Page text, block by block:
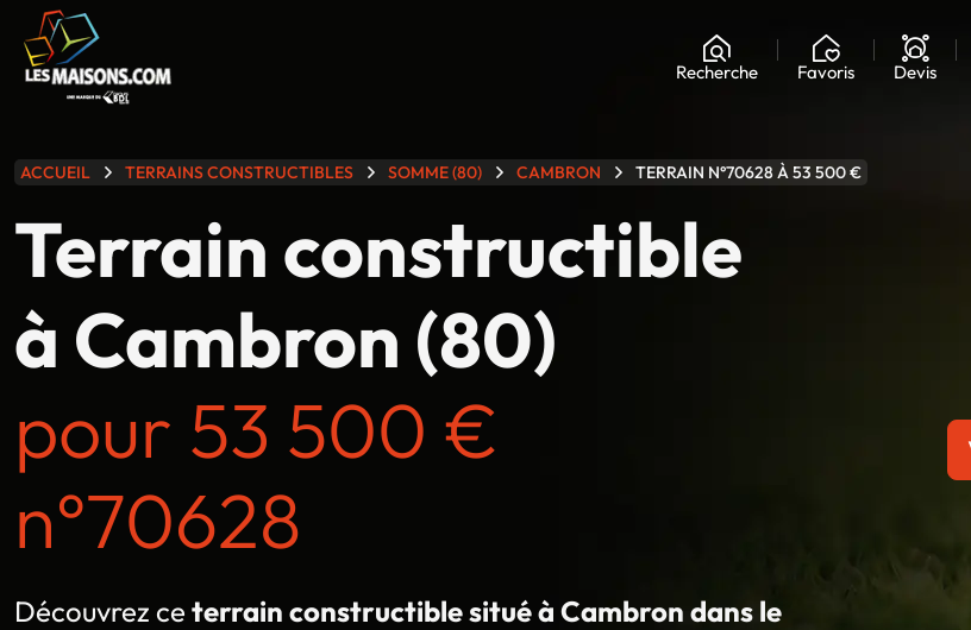
Recherche Chargement...
Favoris Devis
gamme
ACCUEIL TERRAINS CONSTRUCTIBLES SOMME (80) CAMBRON TERRAIN N°70628 À 53 500 €
Terrain constructible
à Cambron (80)
pour 53 500 €
n°70628
Découvrez ce terrain constructible situé à Cambron dans le